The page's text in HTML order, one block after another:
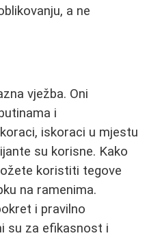
a ne
vježba. Oni
i
iskoraci u mjestu
su korisne. Kako
koristiti tegove
na ramenima.
i pravilno
su za efikasnost i